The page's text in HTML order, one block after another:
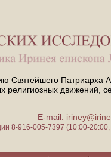
Святейшего Патриарха
движений,
E-mail:
8-916-005-7397 (10:00-20:00,